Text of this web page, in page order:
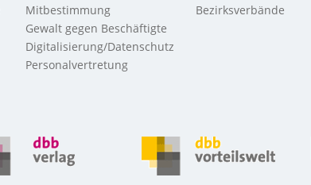
Mitbestimmung
Gewalt gegen Beschäftigte
Digitalisierung/Datenschutz
Personalvertretung
Bezirksverbände